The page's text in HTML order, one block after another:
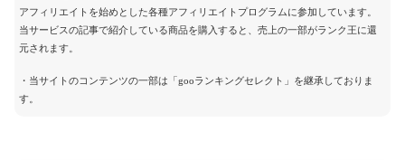
アフィリエイトを始めとした各種アフィリエイトプログラムに参加しています。
当サービスの記事で紹介している商品を購入すると、売上の一部がランク王に還
元されます。
・当サイトのコンテンツの一部は「gooランキングセレクト」を継承しておりま
す。